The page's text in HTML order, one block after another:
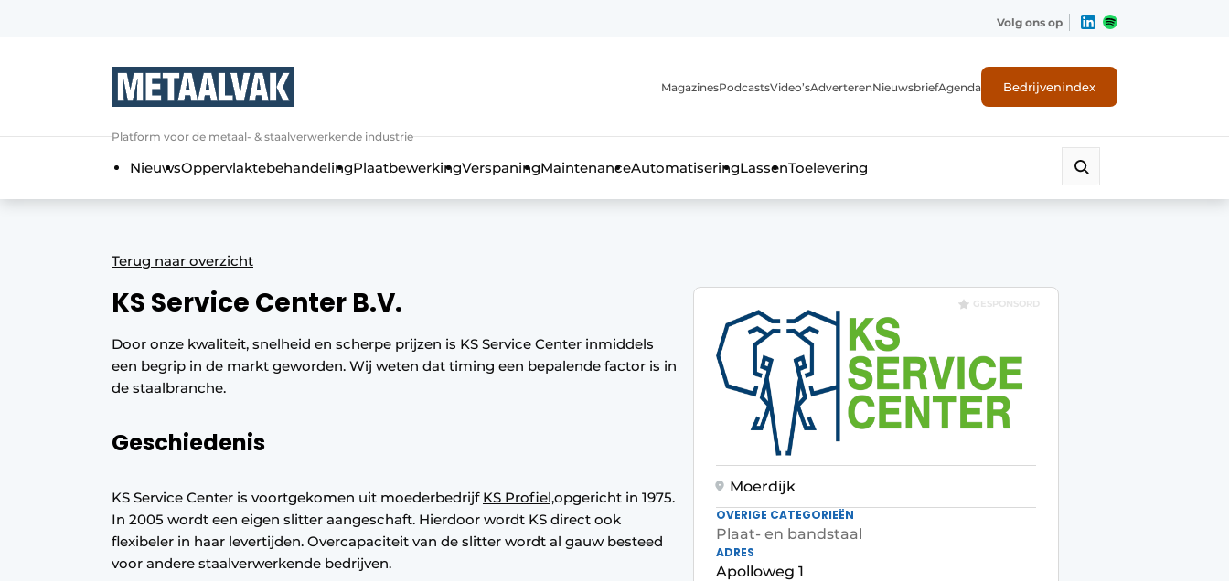
Algemene voorwaarden
Direct contact
Meest gelezen
Nieuwsbrief
Podcasts
Privacy / Cookie statement
Vacature aanmelden
Video’s
Volg ons op
Platform voor de metaal- & staalverwerkende industrie
MagazinesPodcastsVideo’sAdverterenNieuwsbriefAgenda Bedrijvenindex
NieuwsOppervlaktebehandelingPlaatbewerkingVerspaningMaintenanceAutomatiseringLassenToelevering
Terug naar overzicht
KS Service Center B.V.
Door onze kwaliteit, snelheid en scherpe prijzen is KS Service Center inmiddels
een begrip in de markt geworden. Wij weten dat timing een bepalende factor is in
de staalbranche.
Geschiedenis
KS Service Center is voortgekomen uit moederbedrijf KS Profiel,opgericht in 1975.
In 2005 wordt een eigen slitter aangeschaft. Hierdoor wordt KS direct ook
flexibeler in haar levertijden. Overcapaciteit van de slitter wordt al gauw besteed
voor andere staalverwerkende bedrijven.
GESPONSORD
Moerdijk
OVERIGE CATEGORIEËN
Plaat- en bandstaal
ADRES
Apolloweg 1